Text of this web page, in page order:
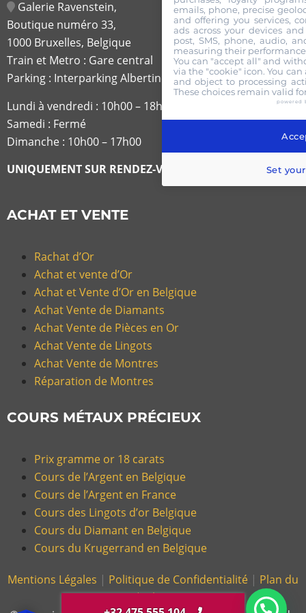
Galerie Ravenstein,
Boutique numéro 33,
1000 Bruxelles, Belgique
Train et Metro : Gare central
Parking : Interparking Albertine
Lundi à vendredi : 10h00 – 18h30
Samedi : Fermé
Dimanche : 10h00 – 17h00
UNIQUEMENT SUR RENDEZ-VOUS
ACHAT ET VENTE
Rachat d’Or
Achat et vente d’Or
Achat et Vente d’Or en Belgique
Achat Vente de Diamants
Achat Vente de Pièces en Or
Achat Vente de Lingots
Achat Vente de Montres
Réparation de Montres
COURS MÉTAUX PRÉCIEUX
Prix gramme or 18 carats
Cours de l’Argent en Belgique
Cours de l’Argent en France
Cours des Lingots d’or Belgique
Cours du Diamant en Belgique
Cours du Krugerrand en Belgique
Mentions Légales | Politique de Confidentialité | Plan du
Site |Glossaire
emails, phone, precise
and offering you services,
ads across your devices
post, SMS, phone, audio,
measuring their
You can "accept all" and
via the "cookie" icon. You
and object to processing
These choices remain valid
powered
Set